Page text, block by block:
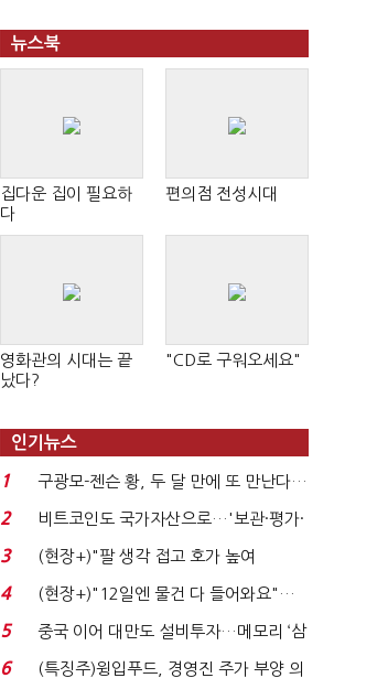
뉴스북
집다운 집이 필요하
다
편의점 전성시대
영화관의 시대는 끝
났다?
"CD로 구워오세요"
인기뉴스
1
구광모-젠슨 황, 두 달 만에 또 만난다…
로봇·AI 등 논...
2
비트코인도 국가자산으로…'보관·평가·
처분' 기준은 ...
3
(현장+)"팔 생각 접고 호가 높여
요"…'덜 똘똘한 한 채' 20...
4
(현장+)"12일엔 물건 다 들어와요"…
빈 매대 채우며 문 연 ...
5
중국 이어 대만도 설비투자…메모리 ‘삼
국전쟁’
6
(특징주)윙입푸드, 경영진 주가 부양 의